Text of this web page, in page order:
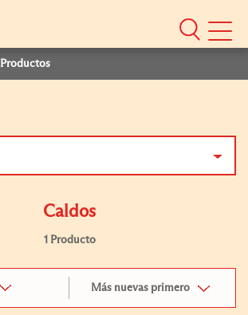
Mobile
Menu
Productos
Caldos
1 Producto
Más nuevas primero